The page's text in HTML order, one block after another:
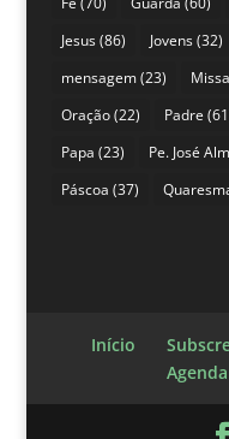
Jesus(86) Jovens(32)
mensagem(23) Missa
Oração(22) Padre
Papa (23) Pe. José
Páscoa (37)
Início
Agenda